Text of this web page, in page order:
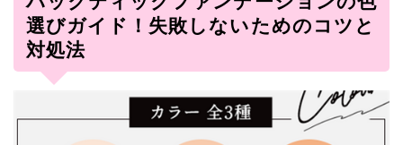
選びガイド！失敗しないためのコツと
対処法